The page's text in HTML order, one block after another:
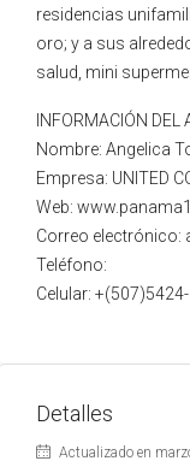
residencias
oro; y a sus
salud, mini
INFORMACIÓN DEL
Nombre: Angelica
Empresa: UNITED
Web:
Correo electrónico:
Teléfono:
Celular: +(507)5424-
Detalles
Actualizado en